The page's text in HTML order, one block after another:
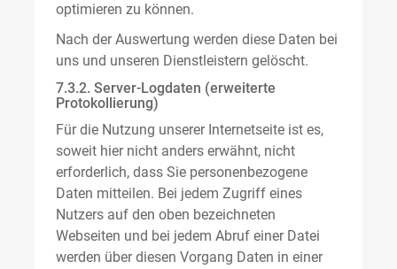
optimieren zu können.
Nach der Auswertung werden diese Daten bei
uns und unseren Dienstleistern gelöscht.
7.3.2. Server-Logdaten (erweiterte
Protokollierung)
Für die Nutzung unserer Internetseite ist es,
soweit hier nicht anders erwähnt, nicht
erforderlich, dass Sie personenbezogene
Daten mitteilen. Bei jedem Zugriff eines
Nutzers auf den oben bezeichneten
Webseiten und bei jedem Abruf einer Datei
werden über diesen Vorgang Daten in einer